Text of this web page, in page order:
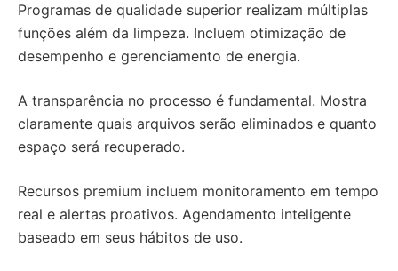
Programas de qualidade superior realizam múltiplas
funções além da limpeza. Incluem otimização de
desempenho e gerenciamento de energia.
A transparência no processo é fundamental. Mostra
claramente quais arquivos serão eliminados e quanto
espaço será recuperado.
Recursos premium incluem monitoramento em tempo
real e alertas proativos. Agendamento inteligente
baseado em seus hábitos de uso.